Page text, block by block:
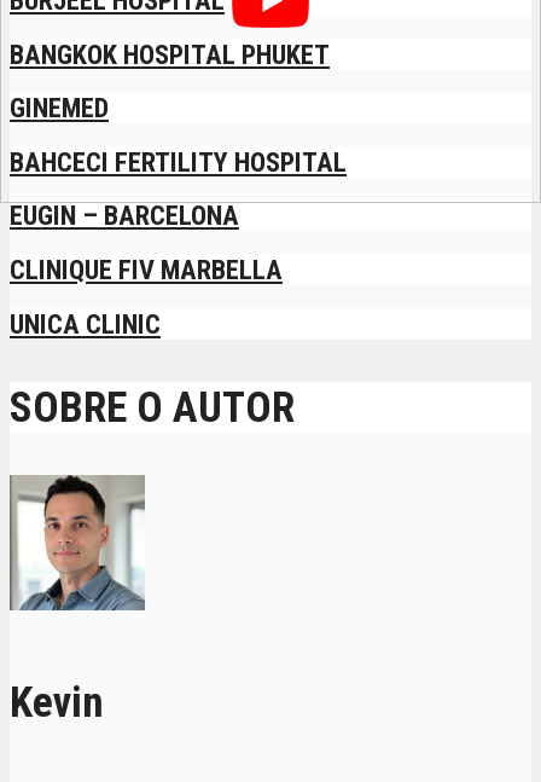
BANGKOK HOSPITAL PHUKET
GINEMED
BAHCECI FERTILITY HOSPITAL
EUGIN – BARCELONA
CLINIQUE FIV MARBELLA
UNICA CLINIC
SOBRE O AUTOR
Kevin